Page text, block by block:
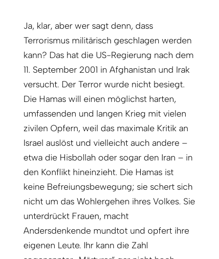
Ja, klar, aber wer sagt denn, dass
Terrorismus militärisch geschlagen werden
kann? Das hat die US-Regierung nach dem
11. September 2001 in Afghanistan und Irak
versucht. Der Terror wurde nicht besiegt.
Die Hamas will einen möglichst harten,
umfassenden und langen Krieg mit vielen
zivilen Opfern, weil das maximale Kritik an
Israel auslöst und vielleicht auch andere –
etwa die Hisbollah oder sogar den Iran – in
den Konflikt hineinzieht. Die Hamas ist
keine Befreiungsbewegung; sie schert sich
nicht um das Wohlergehen ihres Volkes. Sie
unterdrückt Frauen, macht
Andersdenkende mundtot und opfert ihre
eigenen Leute. Ihr kann die Zahl